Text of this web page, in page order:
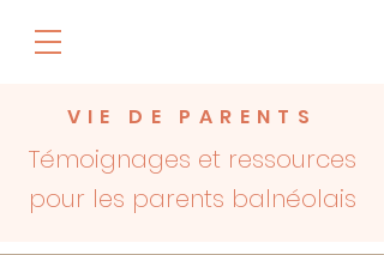
VIE DE PARENTS
Témoignages et ressources
pour les parents balnéolais